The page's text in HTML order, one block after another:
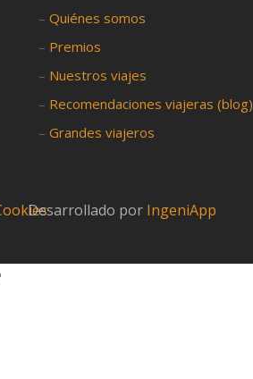
–Quiénes somos
– Premios
– Nuestros viajes
– Recomendaciones viajeras (blog)
–Grandes viajeros
Desarrollado por IngeniApp